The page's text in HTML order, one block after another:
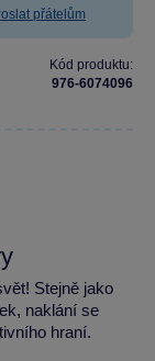
přátelům
Kód produktu:
976-6074096
Stejně jako
naklání se
hraní.